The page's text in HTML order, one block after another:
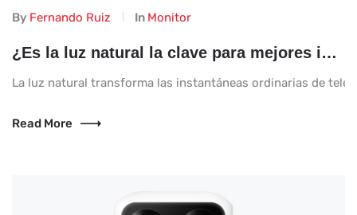
By Fernando Ruiz In Monitor
¿Es la luz natural la clave para mejores imágenes telefónicas?
La luz natural transforma las instantáneas ordinarias de
Read More